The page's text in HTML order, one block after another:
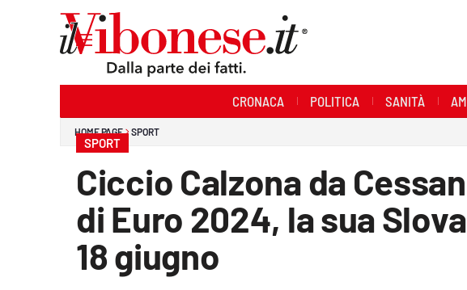
CRONACA POLITICA SANITÀ
HOME PAGE SPORT
SPORT
Ciccio Calzona da
di Euro 2024, la sua
18 giugno